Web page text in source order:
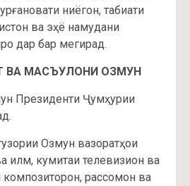
ниёгон, табиати
ва эҳё намудани
дар бар мегирад.
ВА МАСЪУЛОНИ ОЗМУН
Президенти Ҷумҳурии
Озмун вазоратҳои
илм, кумитаи телевизион ва
композиторон, рассомон ва